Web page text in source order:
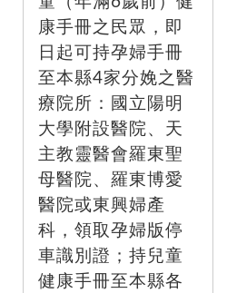
康手冊之民眾，即
日起可持孕婦手冊
至本縣4家分娩之醫
療院所：國立陽明
大學附設醫院、天
主教靈醫會羅東聖
母醫院、羅東博愛
醫院或東興婦產
科，領取孕婦版停
車識別證；持兒童
健康手冊至本縣各